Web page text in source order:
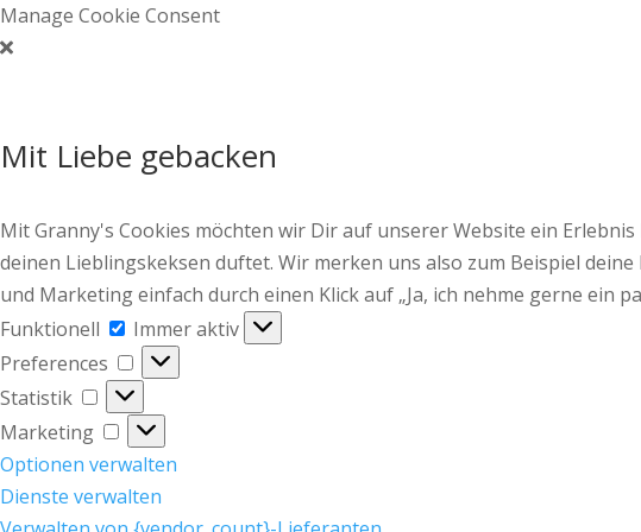
Manage Cookie Consent
Mit Liebe gebacken
Mit Granny's Cookies möchten wir Dir auf unserer Website ein
deinen Lieblingskeksen duftet. Wir merken uns also zum Beispiel
und Marketing einfach durch einen Klick auf „Ja, ich nehme gerne ein
Funktionell
Funktionell
Immer aktiv
Preferences
Preferences
Statistik
Statistik
Marketing
Marketing
Optionen verwalten
Dienste verwalten